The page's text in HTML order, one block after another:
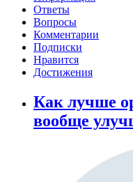
Ответы
Вопросы
Комментарии
Подписки
Нравится
Достижения
Как лучше
вообще